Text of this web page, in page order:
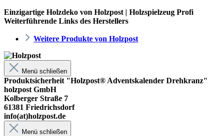
Einzigartige Holzdeko von Holzpost | Holzspielzeug Profi
Weiterführende Links des Herstellers
Weitere Produkte von Holzpost
Menü schließen
Produktsicherheit "Holzpost® Adventskalender Drehkranz"
holzpost GmbH
Kolberger Straße 7
61381 Friedrichsdorf
info(at)holzpost.de
Menü schließen